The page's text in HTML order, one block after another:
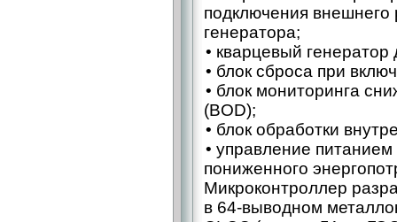
подключения внешнего
генератора;
• кварцевый
• блок сброса при
• блок мониторинга
(BOD);
• блок обработки
• управление
пониженного
Микроконтроллер
в 64‑выводном